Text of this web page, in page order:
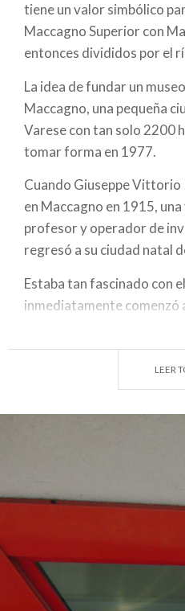
tiene un valor simbólico
Maccagno Superior con
entonces divididos por el
La idea de fundar un
Maccagno, una pequeña
Varese con tan solo 2200
tomar forma en 1977.
Cuando Giuseppe
en Maccagno en 1915,
profesor y operador de
regresó a su ciudad natal
Estaba tan fascinado con
inmediatamente comenzó
estructura de un mensaje
completó el edificio y en
ganó el "Premio nacional
complejo de edificios
Un prestigioso
jurado compuesto por
Zacchiroli y Bruno Zevi.
La particularidad del
elementos naturales
LEER